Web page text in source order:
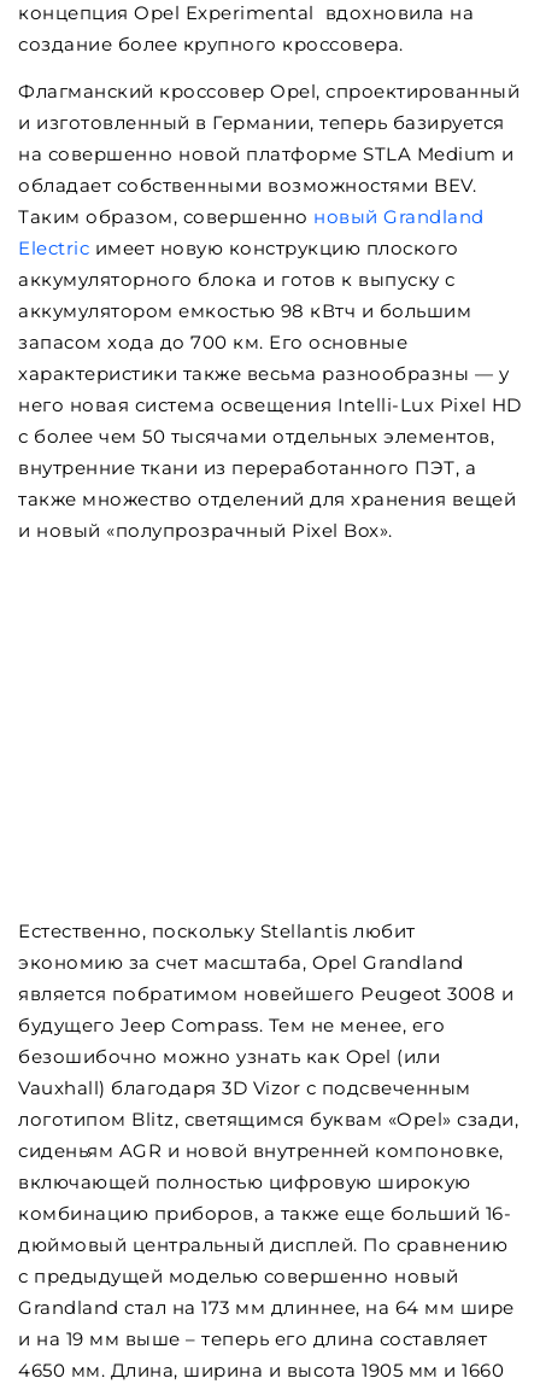
концепция Opel Experimental вдохновила на
создание более крупного кроссовера.
Флагманский кроссовер Opel, спроектированный
и изготовленный в Германии, теперь базируется
на совершенно новой платформе STLA Medium и
обладает собственными возможностями BEV.
Таким образом, совершенно новый Grandland
Electric имеет новую конструкцию плоского
аккумуляторного блока и готов к выпуску с
аккумулятором емкостью 98 кВтч и большим
запасом хода до 700 км. Его основные
характеристики также весьма разнообразны — у
него новая система освещения Intelli-Lux Pixel HD
с более чем 50 тысячами отдельных элементов,
внутренние ткани из переработанного ПЭТ, а
также множество отделений для хранения вещей
и новый «полупрозрачный Pixel Box».
Естественно, поскольку Stellantis любит
экономию за счет масштаба, Opel Grandland
является побратимом новейшего Peugeot 3008 и
будущего Jeep Compass. Тем не менее, его
безошибочно можно узнать как Opel (или
Vauxhall) благодаря 3D Vizor с подсвеченным
логотипом Blitz, светящимся буквам «Opel» сзади,
сиденьям AGR и новой внутренней компоновке,
включающей полностью цифровую широкую
комбинацию приборов, а также еще больший 16-
дюймовый центральный дисплей. По сравнению
с предыдущей моделью совершенно новый
Grandland стал на 173 мм длиннее, на 64 мм шире
и на 19 мм выше – теперь его длина составляет
4650 мм. Длина, ширина и высота 1905 мм и 1660